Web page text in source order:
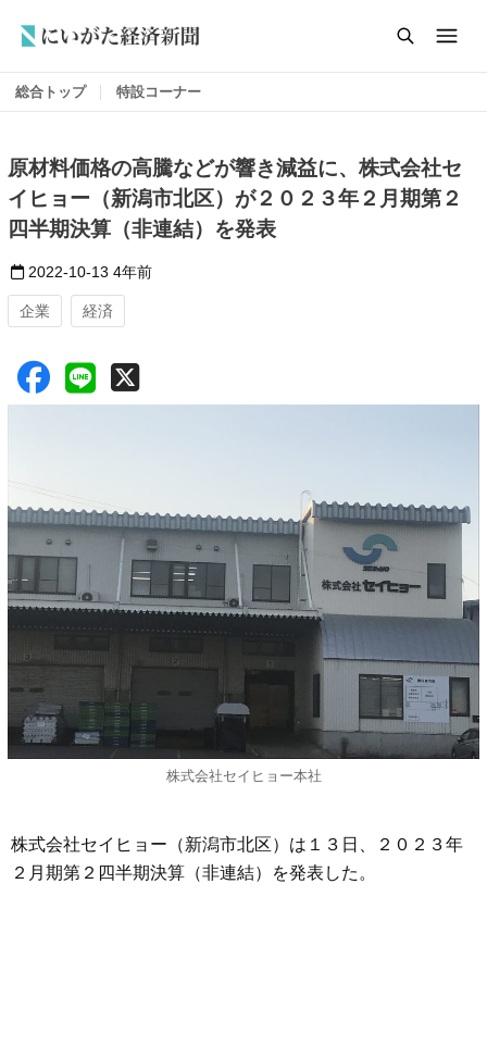
総合トップ 特設コーナー
原材料価格の高騰などが響き減益に、株式会社セ
イヒョー（新潟市北区）が２０２３年２月期第２
四半期決算（非連結）を発表
2022-10-13 4年前
企業 経済
株式会社セイヒョー本社
株式会社セイヒョー（新潟市北区）は１３日、２０２３年
２月期第２四半期決算（非連結）を発表した。